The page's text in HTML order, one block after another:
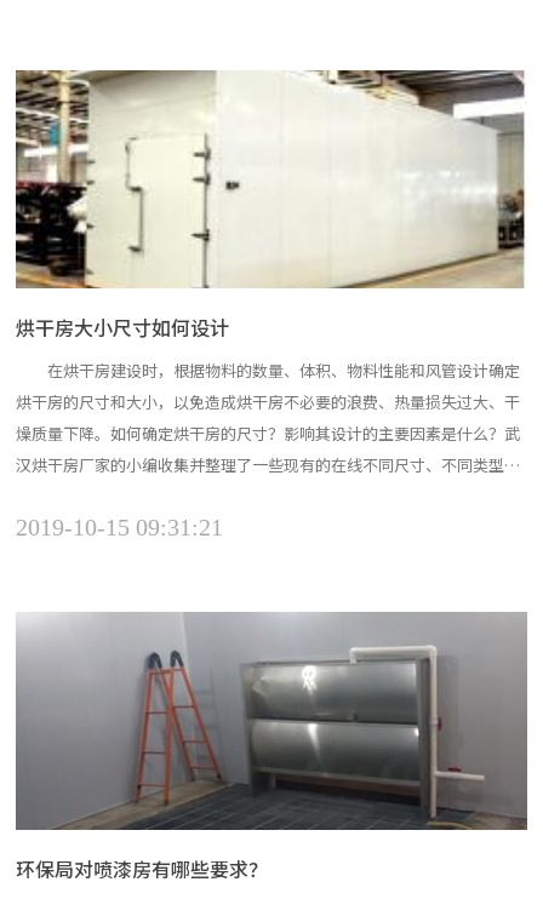
烘干房大小尺寸如何设计
在烘干房建设时，根据物料的数量、体积、物料性能和风管设计确定
烘干房的尺寸和大小，以免造成烘干房不必要的浪费、热量损失过大、干
燥质量下降。如何确定烘干房的尺寸？影响其设计的主要因素是什么？武
汉烘干房厂家的小编收集并整理了一些现有的在线不同尺寸、不同类型的
了一些经验，减少了些弯路。 物料数量 物料烘干数量是影响烘干
2019-10-15 09:31:21
环保局对喷漆房有哪些要求？